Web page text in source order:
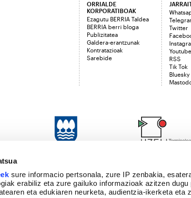
sure informacio pertsonala, zure IP zenbakia,
erabiliz eta zure gailuko informazioak azitzen dugu
eta edukiaren neurketa, audientzia-ikerketa eta
ORRIALDE
KORPORATIBOAK
Ezagutu BERRIA Taldea
BERRIA berri bloga
Publizitatea
Galdera-erantzunak
Kontratazioak
Sarebide
Twitter
Youtube
RSS
Tik Tok
Bluesky